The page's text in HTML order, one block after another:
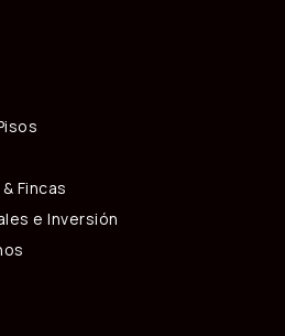
Fincas
e Inversión